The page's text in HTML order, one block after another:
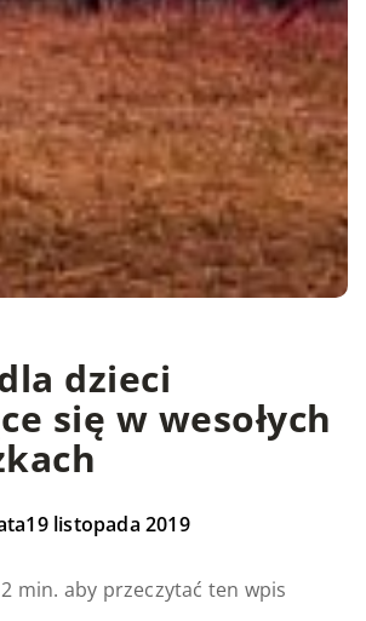
dzieci
się w wesołych
19 listopada 2019
min. aby przeczytać ten wpis